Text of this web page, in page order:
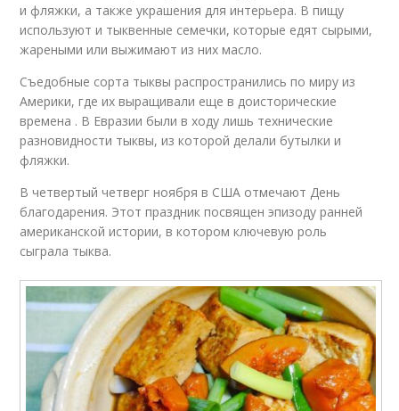
и фляжки, а также украшения для интерьера. В пищу
используют и тыквенные семечки, которые едят сырыми,
жареными или выжимают из них масло.
Съедобные сорта тыквы распространились по миру из
Америки, где их выращивали еще в доисторические
времена . В Евразии были в ходу лишь технические
разновидности тыквы, из которой делали бутылки и
фляжки.
В четвертый четверг ноября в США отмечают День
благодарения. Этот праздник посвящен эпизоду ранней
американской истории, в котором ключевую роль
сыграла тыква.